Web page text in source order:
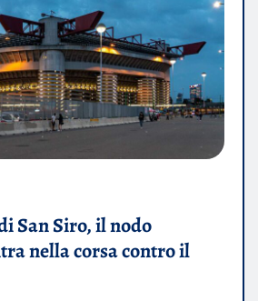
San Siro, il nodo
nella corsa contro il